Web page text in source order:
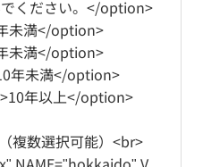
ください。</option>
未満</option>
未満</option>
年未満</option>
年以上</option>
複数選択可能）<br>